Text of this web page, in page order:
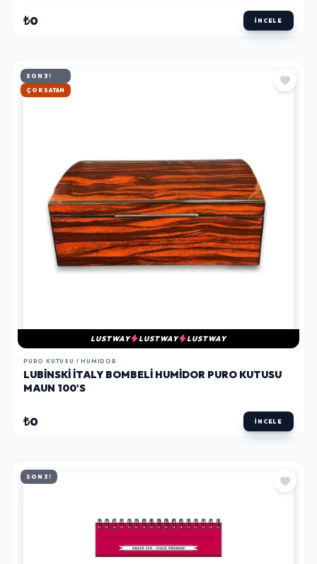
₺0 İNCELE
SON 3!
HIZLI KARGO
LUSTWAY LUSTWAY LUSTWAY
PURO KUTUSU / HUMIDOR
LUBINSKI İTALY BOMBELI HUMIDOR PURO KUTUSU
MAUN 100'S
₺0 İNCELE
SON 3!